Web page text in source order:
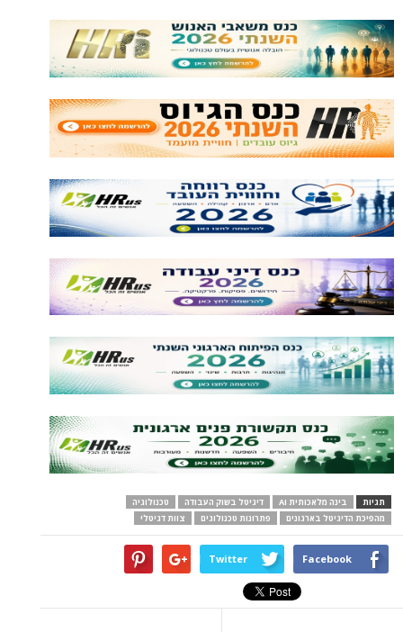
תגיות בינה מלאכותית AI דיגיטל בשוק העבודה
טכנולוגיה
מהפיכת הדיגיטל בארגונים
פתרונות טכנולוגים צוות דגיטלי
Facebook
Twitter